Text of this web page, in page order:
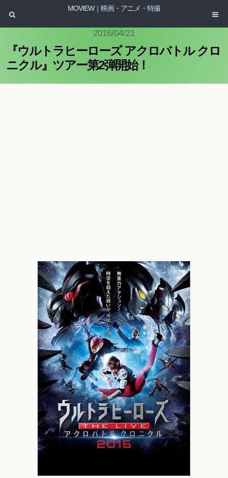
MOVIEW｜映画・アニメ・特撮
2016/04/21
『ウルトラヒーローズ アクロバトル クロ
ニクル』ツアー第2弾開始！